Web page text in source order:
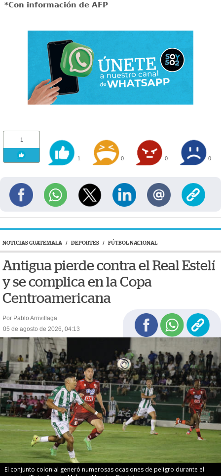
*Con información de AFP
1
1 0 0 0
NOTICIAS GUATEMALA / DEPORTES / FÚTBOL NACIONAL
Antigua pierde contra el Real Estelí
y se complica en la Copa
Centroamericana
Por Pablo Arrivillaga
05 de agosto de 2026, 04:13
El conjunto colonial generó numerosas ocasiones de peligro durante el